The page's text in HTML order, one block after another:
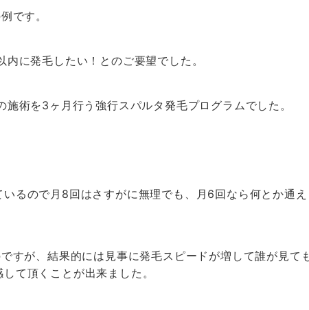
です。
に発毛したい！とのご要望でした。
術を3ヶ月行う強行スパルタ発毛プログラムでした。
るので月8回はさすがに無理でも、月6回なら何とか通え
すが、結果的には見事に発毛スピードが増して誰が見て
て頂くことが出来ました。